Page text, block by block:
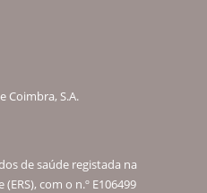
Coimbra, S.A.
de saúde registada na
com o n.º E106499